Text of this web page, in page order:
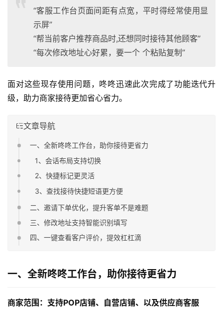
“客服工作台页面间距有点宽，平时得经常使用显
示屏”
“帮当前客户推荐商品时,还想同时接待其他顾客”
“每次修改地址心好累，要一个 个粘贴复制”
面对这些现存使用问题，咚咚迅速此次完成了功能迭代升
级，助力商家接待更加省心省力。
文章导航
一、全新咚咚工作台，助你接待更省力
1、会话布局支持切换
2、快捷标记更灵活
3、查找接待快捷短语更方便
二、邀请下单优化，提升客单不是难题
三、修改地址支持智能识别填写
四、一键查看客户评价，提效杠杠滴
一、全新咚咚工作台，助你接待更省力
商家范围：支持POP店铺、自营店铺、以及供应商客服